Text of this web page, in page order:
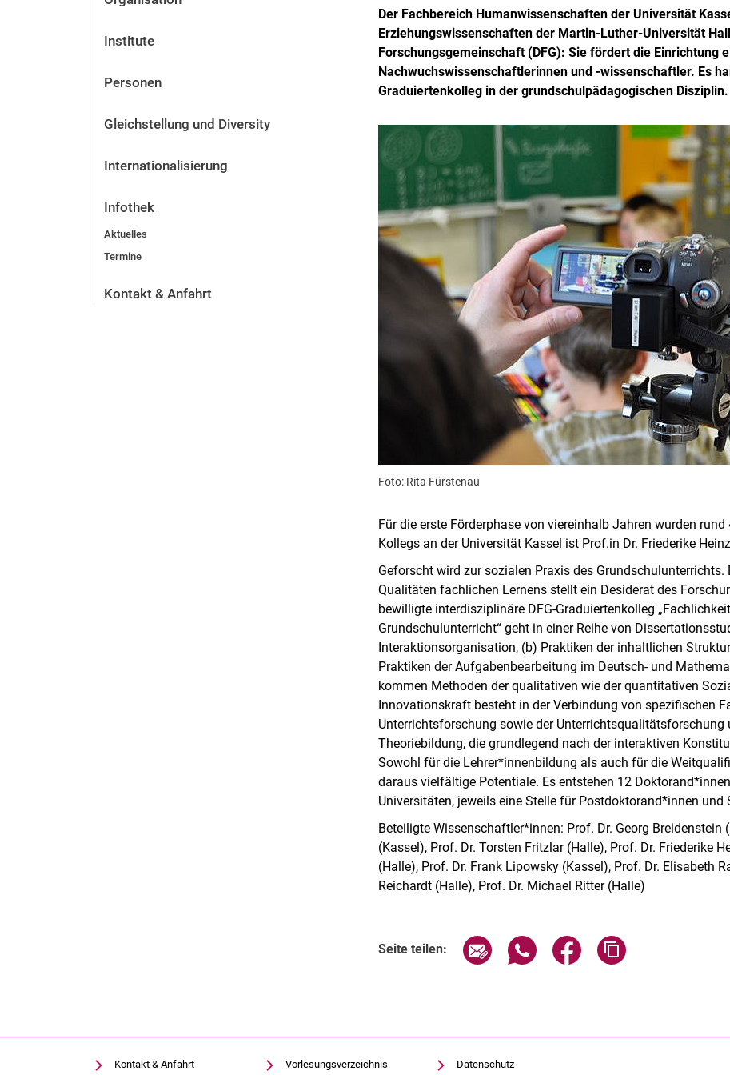
Institute
Personen
Gleichstellung und Diversity
Internationalisierung
Infothek
Aktuelles
Termine
Kontakt & Anfahrt
Der Fachbereich Humanwissenschaften der Universität
Erziehungswissenschaften der Martin-Luther-Universität
Forschungsgemeinschaft (DFG): Sie fördert die Einrichtung
Nachwuchswissenschaftlerinnen und -wissenschaftler. Es
Graduiertenkolleg in der grundschulpädagogischen Disziplin.
Foto: Rita Fürstenau
Für die erste Förderphase von viereinhalb Jahren wurden
Kollegs an der Universität Kassel ist Prof.in Dr. Friederike
Geforscht wird zur sozialen Praxis des Grundschulunterrichts.
Qualitäten fachlichen Lernens stellt ein Desiderat des
bewilligte interdisziplinäre DFG-Graduiertenkolleg
Grundschulunterricht“ geht in einer Reihe von
Interaktionsorganisation, (b) Praktiken der inhaltlichen
Praktiken der Aufgabenbearbeitung im Deutsch- und
kommen Methoden der qualitativen wie der quantitativen
Innovationskraft besteht in der Verbindung von spezifischen
Unterrichtsforschung sowie der Unterrichtsqualitätsforschung
Theoriebildung, die grundlegend nach der interaktiven
Sowohl für die Lehrer*innenbildung als auch für die
daraus vielfältige Potentiale. Es entstehen 12
Universitäten, jeweils eine Stelle für Postdoktorand*innen und
Beteiligte Wissenschaftler*innen: Prof. Dr. Georg Breidenstein
(Kassel), Prof. Dr. Torsten Fritzlar (Halle), Prof. Dr. Friederike
(Halle), Prof. Dr. Frank Lipowsky (Kassel), Prof. Dr. Elisabeth
Reichardt (Halle), Prof. Dr. Michael Ritter (Halle)
Seite teilen: Seite über E-Mail teilen
Seite über WhatsApp teilen
Seite über Facebook
Kontakt & Anfahrt Vorlesungsverzeichnis Datenschutz